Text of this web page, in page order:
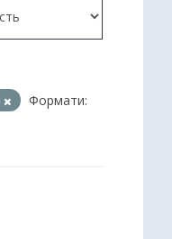
Формати: